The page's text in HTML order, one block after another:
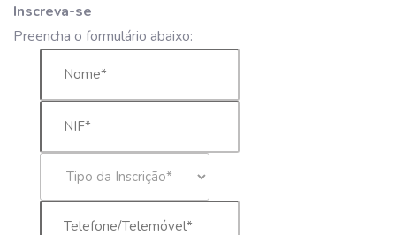
Inscreva-se
Preencha o formulário abaixo: